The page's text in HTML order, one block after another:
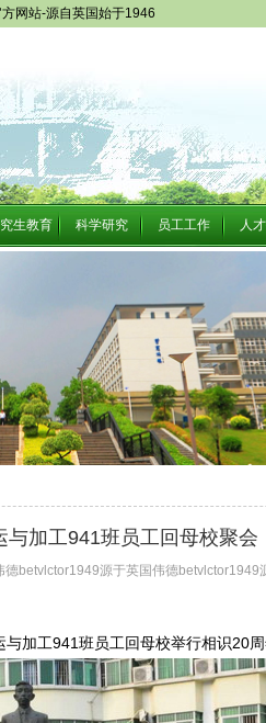
网站-源自英国始于1946
生教育 科学研究 员工工作 人
与加工941班员工回母校聚会
betvlctor1949源于英国伟德betvlctor1949
加工941班员工回母校举行相识20周